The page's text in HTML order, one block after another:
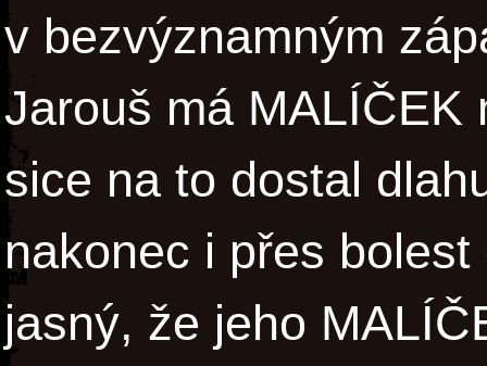
v bezvýznamným
Jarouš má MALÍČEK
sice na to dostal
nakonec i přes
jasný, že jeho